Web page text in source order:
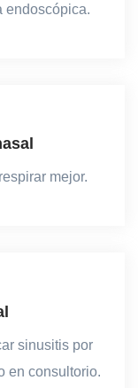
endoscópica.
mejor.
sinusitis por
en consultorio.